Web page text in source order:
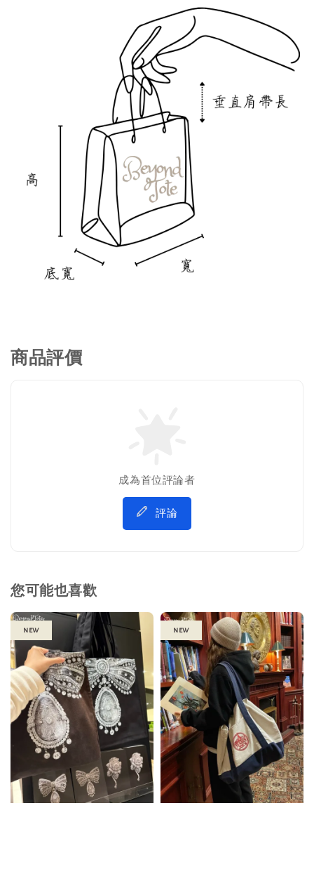
商品評價
成為首位評論者
評論
您可能也喜歡
new new